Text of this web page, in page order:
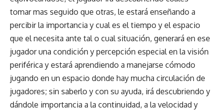
tomar mas seguido que otras, le estará enseñando a
percibir la importancia y cual es el tiempo y el espacio
que el necesita ante tal o cual situación, generará en ese
jugador una condición y percepción especial en la visión
periférica y estará aprendiendo a manejarse cómodo
jugando en un espacio donde hay mucha circulación de
jugadores; sin saberlo y con su ayuda, irá descubriendo y
dándole importancia a la continuidad, a la velocidad y